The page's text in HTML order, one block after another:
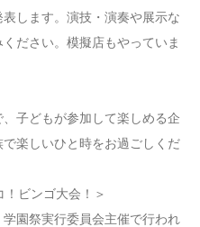
します。演技・演奏や展示な
ださい。模擬店もやっていま
子どもが参加して楽しめる企
楽しいひと時をお過ごしくだ
！ビンゴ大会！＞
園祭実行委員会主催で行われ